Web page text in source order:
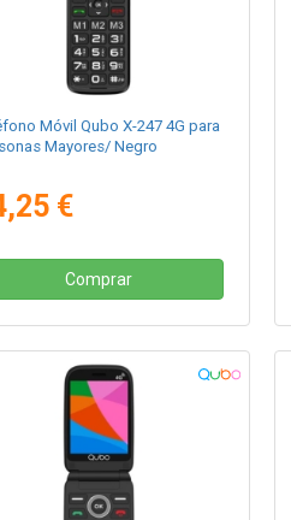
Móvil Qubo X-247 4G para
Mayores/ Negro
€
Comprar